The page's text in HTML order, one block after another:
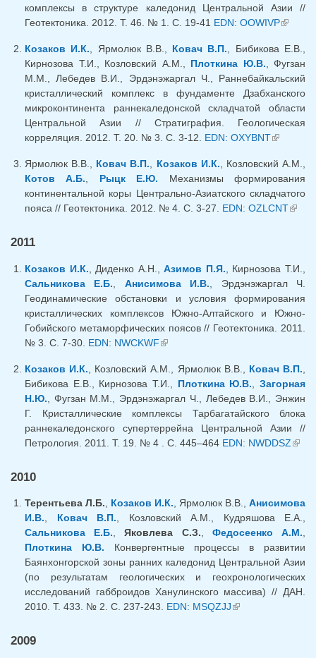
комплексы в структуре каледонид Центральной Азии //
Геотектоника. 2012. Т. 46. № 1. С. 19-41 EDN: OOWIVP
Козаков И.К. , Ярмолюк В.В., Ковач В.П. , Бибикова Е.В.,
Кирнозова Т.И., Козловский А.М., Плоткина Ю.В. , Фугзан
М.М., Лебедев В.И., Эрдэнэжаргал Ч., Раннебайкальский
кристаллический комплекс в фундаменте Дзабханского
микроконтинента раннекаледонской складчатой области
Центральной Азии // Стратиграфия. Геологическая
корреляция. 2012. Т. 20. № 3. С. 3-12. EDN: OXYBNT(внешняя
Ярмолюк В.В., Ковач В.П. Козаков И.К. , Козловский А.М.,
Котов А.Б.
Рыцк Е.Ю. Механизмы формирования
континентальной коры Центрально-Азиатского складчатого
пояса // Геотектоника. 2012. № 4. С. 3-27. EDN: OZLCNT
2011
Козаков И.К. , Диденко А.Н.,Азимов П.Я. , Кирнозова Т.И.,
Сальникова Е.Б.
Анисимова И.В. , Эрдэнэжаргал Ч.
Геодинамические обстановки и условия формирования
кристаллических комплексов Южно-Алтайского и Южно-
Гобийского метаморфических поясов // Геотектоника. 2011.
№ 3. С. 7-30. EDN: NWCKWF(внешняя ссылка)
Козаков И.К. , Козловский А.М., Ярмолюк В.В., Ковач В.П.
Бибикова Е.В., Кирнозова Т.И., Плоткина Ю.В. ,Загорная
Н.Ю. , Фугзан М.М., Эрдэнэжаргал Ч., Лебедев В.И., Энжин
Г. Кристаллические комплексы Тарбагатайского блока
раннекаледонского супертеррейна Центральной Азии //
Петрология. 2011. Т. 19. № 4 . С. 445–464 EDN: NWDDSZ
2010
Терентьева Л.Б., Козаков И.К., Ярмолюк В.В., Анисимова
И.В., Ковач В.П., Козловский А.М., Кудряшова Е.А.,
Сальникова Е.Б.,Яковлева С.З., Федосеенко А.М.,
Плоткина Ю.В. Конвергентные процессы в развитии
Баянхонгорской зоны ранних каледонид Центральной Азии
(по результатам геологических и геохронологических
исследований габброидов Ханулинского массива) // ДАН.
2010. Т. 433. № 2. С. 237-243. EDN: MSQZJJ(внешняя
2009